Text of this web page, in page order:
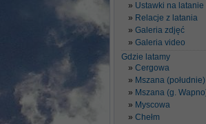
Ustawki na latanie
Relacje z latania
Galeria zdjęć
Galeria video
Gdzie latamy
Cergowa
Mszana (południe)
Mszana (g.
Myscowa
Chełm